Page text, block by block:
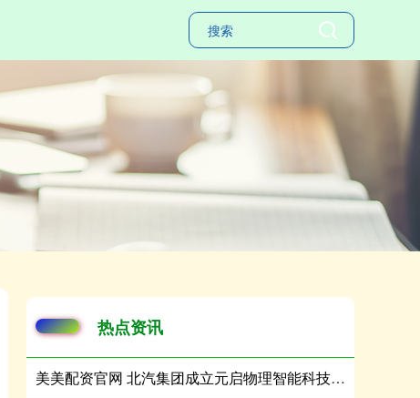
热点资讯
美美配资官网 北汽集团成立元启物理智能科技公司 注册资本8亿